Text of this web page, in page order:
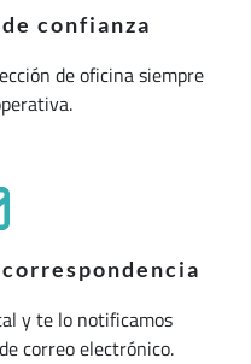
confianza
de oficina siempre
y te lo notificamos
correo electrónico.